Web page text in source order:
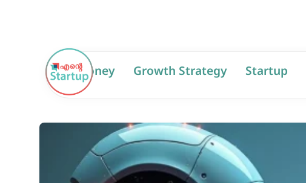
AI Money Growth Strategy Startup